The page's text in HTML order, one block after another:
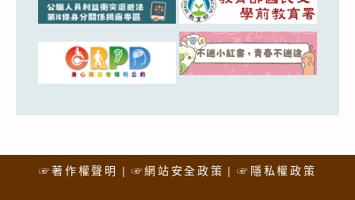
☞著作權聲明 ☞網站安全政策 ☞隱私權政策